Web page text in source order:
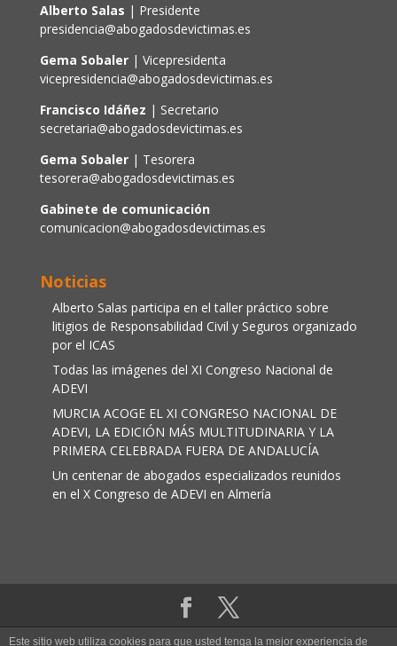
Alberto Salas | Presidente
presidencia@abogadosdevictimas.es
Gema Sobaler | Vicepresidenta
vicepresidencia@abogadosdevictimas.es
Francisco Idáñez | Secretario
secretaria@abogadosdevictimas.es
Gema Sobaler| Tesorera
tesorera@abogadosdevictimas.es
Gabinete de comunicación
comunicacion@abogadosdevictimas.es
Noticias
Alberto Salas participa en el taller práctico sobre
litigios de Responsabilidad Civil y Seguros organizado
por el ICAS
Todas las imágenes del XI Congreso Nacional de
ADEVI
MURCIA ACOGE EL XI CONGRESO NACIONAL DE
ADEVI, LA EDICIÓN MÁS MULTITUDINARIA Y LA
PRIMERA CELEBRADA FUERA DE ANDALUCÍA
Un centenar de abogados especializados reunidos
en el X Congreso de ADEVI en Almería
Aviso legal|Política de cookies
Este sitio web utiliza cookies para que usted tenga la mejor experiencia de